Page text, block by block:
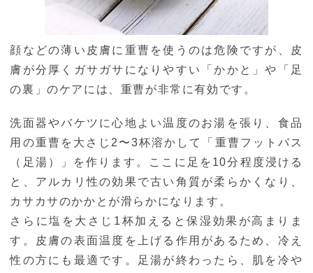
顔などの薄い皮膚に重曹を使うのは危険ですが、皮
膚が分厚くガサガサになりやすい「かかと」や「足
の裏」のケアには、重曹が非常に有効です。
洗面器やバケツに心地よい温度のお湯を張り、食品
用の重曹を大さじ2〜3杯溶かして「重曹フットバス
（足湯）」を作ります。ここに足を10分程度浸ける
と、アルカリ性の効果で古い角質が柔らかくなり、
カサカサのかかとが滑らかになります。
さらに塩を大さじ1杯加えると保湿効果が高まりま
す。皮膚の表面温度を上げる作用があるため、冷え
性の方にも最適です。足湯が終わったら、肌を冷や